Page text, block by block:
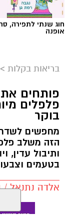
מחפשים
הזה משלב
ותיבול עדין,
בטעמים
אלדה נתנאל / 10:21 07.08.26
תגים:חביתת
חדש - תואר ראשון
מידע בשנתיים בלבד